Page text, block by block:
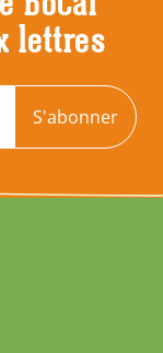
lettres
S'abonner